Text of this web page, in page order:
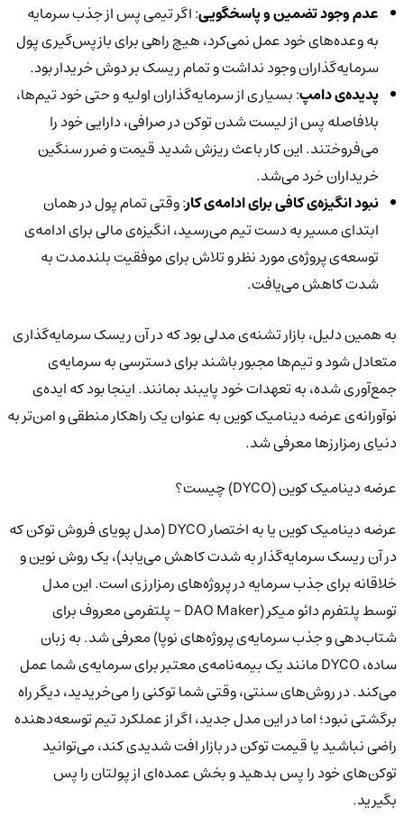
عدم وجود تضمین و پاسخگویی: اگر تیمی پس از جذب سرمایه
به وعده‌های خود عمل نمی‌کرد، هیچ راهی برای بازپس‌گیری پول
سرمایه‌گذاران وجود نداشت و تمام ریسک بر دوش خریدار بود.
پدیده‌ی دامپ: بسیاری از سرمایه‌گذاران اولیه و حتی خود تیم‌ها،
بلافاصله پس از لیست شدن توکن در صرافی، دارایی خود را
می‌فروختند. این کار باعث ریزش شدید قیمت و ضرر سنگین
خریداران خرد می‌شد.
نبود انگیزه‌ی کافی برای ادامه‌ی کار: وقتی تمام پول در همان
ابتدای مسیر به دست تیم می‌رسید، انگیزه‌ی مالی برای ادامه‌ی
توسعه‌ی پروژه‌ی مورد نظر و تلاش برای موفقیت بلندمدت به
شدت کاهش می‌یافت.
به همین دلیل، بازار تشنه‌ی مدلی بود که در آن ریسک سرمایه‌گذاری
متعادل شود و تیم‌ها مجبور باشند برای دسترسی به سرمایه‌ی
جمع‌آوری شده، به تعهدات خود پایبند بمانند. اینجا بود که ایده‌ی
نوآورانه‌ی عرضه دینامیک کوین به عنوان یک راهکار منطقی و امن‌تر به
دنیای رمزارزها معرفی شد.
عرضه دینامیک کوین (DYCO) چیست؟
عرضه دینامیک کوین یا به اختصار DYCO (مدل پویای فروش توکن که
در آن ریسک سرمایه‌گذار به شدت کاهش می‌یابد)، یک روش نوین و
خلاقانه برای جذب سرمایه در پروژه‌های رمزارزی است. این مدل
توسط پلتفرم دائو میکر (DAO Maker - پلتفرمی معروف برای
شتاب‌دهی و جذب سرمایه‌ی پروژه‌های نوپا) معرفی شد. به زبان
ساده، DYCO مانند یک بیمه‌نامه‌ی معتبر برای سرمایه‌ی شما عمل
می‌کند. در روش‌های سنتی، وقتی شما توکنی را می‌خریدید، دیگر راه
برگشتی نبود؛ اما در این مدل جدید، اگر از عملکرد تیم توسعه‌دهنده
راضی نباشید یا قیمت توکن در بازار افت شدیدی کند، می‌توانید
توکن‌های خود را پس بدهید و بخش عمده‌ای از پولتان را پس
بگیرید.